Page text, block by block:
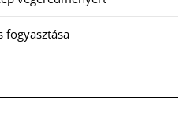
fogyasztása